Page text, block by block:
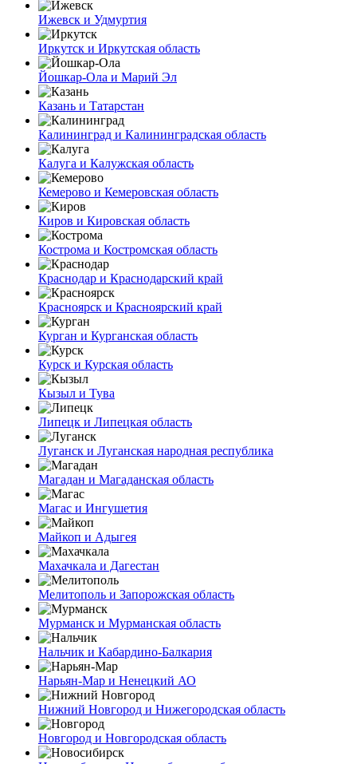
Ижевск и Удмуртия
Иркутск и Иркутская область
Йошкар-Ола и Марий Эл
Казань и Татарстан
Калининград и Калининградская область
Калуга и Калужская область
Кемерово и Кемеровская область
Киров и Кировская область
Кострома и Костромская область
Краснодар и Краснодарский край
Красноярск и Красноярский край
Курган и Курганская область
Курск и Курская область
Кызыл и Тува
Липецк и Липецкая область
Луганск и Луганская народная республика
Магадан и Магаданская область
Магас и Ингушетия
Майкоп и Адыгея
Махачкала и Дагестан
Мелитополь и Запорожская область
Мурманск и Мурманская область
Нальчик и Кабардино-Балкария
Нарьян-Мар и Ненецкий АО
Нижний Новгород и Нижегородская область
Новгород и Новгородская область